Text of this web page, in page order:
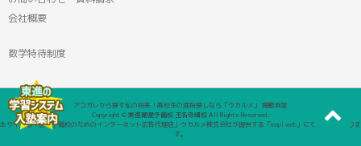
会社概要
数学特待制度
アコガレから探す私の将来！高校生の進路探しなら「ウカルメ」 掲載教室
Copyright © 東進衛星予備校 玉名寺畑校 All Rights Reserved.
本サイトは「塾・予備校のためのインターネット広告代理店」ウカルメ株式会社が提供する「mapl web」にて運営しておりま
す。